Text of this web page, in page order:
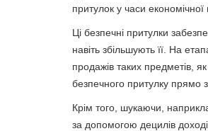
притулок у часи економічної
Ці безпечні притулки
навіть збільшують її. На
продажів таких предметів,
безпечного притулку прямо
Крім того, шукаючи,
за допомогою децилів